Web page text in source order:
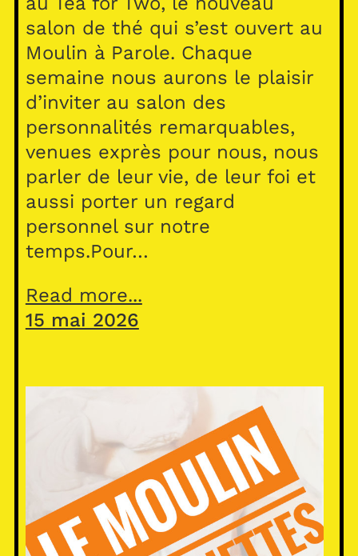
salon de thé qui s’est ouvert au
Moulin à Parole. Chaque
semaine nous aurons le plaisir
d’inviter au salon des
personnalités remarquables,
venues exprès pour nous, nous
parler de leur vie, de leur foi et
aussi porter un regard
personnel sur notre
temps.Pour…
Read more...
15 mai 2026